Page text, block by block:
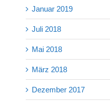
Januar 2019
Juli 2018
Mai 2018
März 2018
Dezember 2017